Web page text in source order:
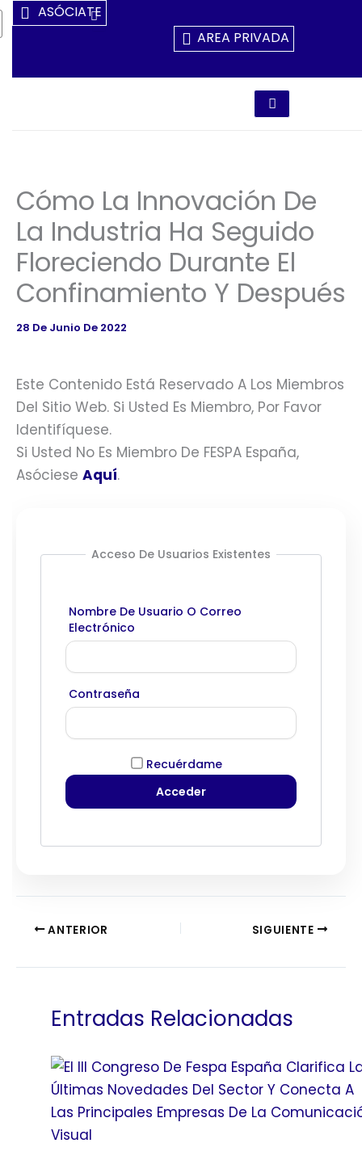
Ir
Al
ASÓCIATE
AREA PRIVADA
Cómo La Innovación De
La Industria Ha Seguido
Floreciendo Durante El
Confinamiento Y Después
28 De Junio De 2022
Este Contenido Está Reservado A Los Miembros
Del Sitio Web. Si Usted Es Miembro, Por Favor
Identifíquese.
Si Usted No Es Miembro De FESPA España,
Asóciese Aquí.
Acceso De Usuarios Existentes
Nombre De Usuario O Correo
Electrónico
Contraseña
Recuérdame
ANTERIOR SIGUIENTE
Entradas Relacionadas